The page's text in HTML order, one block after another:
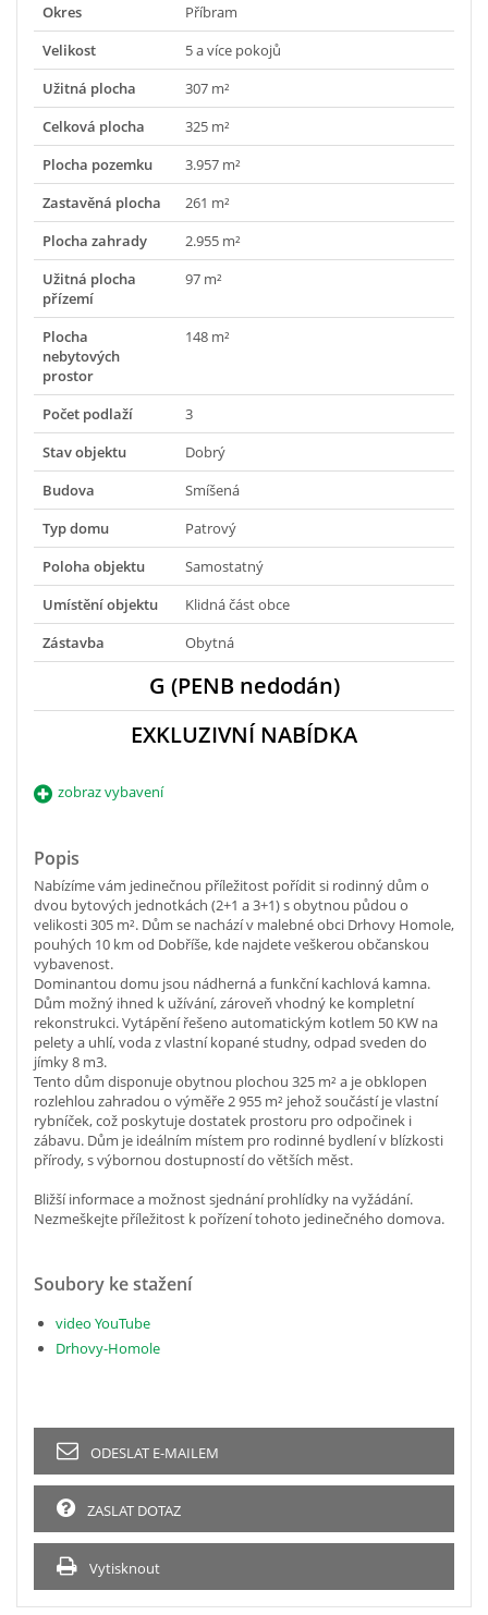
Okres
Příbram
Velikost
5 a více pokojů
Užitná plocha
307 m²
Celková plocha
325 m²
Plocha pozemku
3.957 m²
Zastavěná plocha
261 m²
Plocha zahrady
2.955 m²
Užitná plocha
přízemí
97 m²
Plocha
nebytových
prostor
148 m²
Počet podlaží
3
Stav objektu
Dobrý
Budova
Smíšená
Typ domu
Patrový
Poloha objektu
Samostatný
Umístění objektu
Klidná část obce
Zástavba
Obytná
G (PENB nedodán)
EXKLUZIVNÍ NABÍDKA
zobraz vybavení
Popis
Nabízíme vám jedinečnou příležitost pořídit si rodinný dům o
dvou bytových jednotkách (2+1 a 3+1) s obytnou půdou o
velikosti 305 m². Dům se nachází v malebné obci Drhovy Homole,
pouhých 10 km od Dobříše, kde najdete veškerou občanskou
vybavenost.
Dominantou domu jsou nádherná a funkční kachlová kamna.
Dům možný ihned k užívání, zároveň vhodný ke kompletní
rekonstrukci. Vytápění řešeno automatickým kotlem 50 KW na
pelety a uhlí, voda z vlastní kopané studny, odpad sveden do
jímky 8 m3.
Tento dům disponuje obytnou plochou 325 m² a je obklopen
rozlehlou zahradou o výměře 2 955 m² jehož součástí je vlastní
rybníček, což poskytuje dostatek prostoru pro odpočinek i
zábavu. Dům je ideálním místem pro rodinné bydlení v blízkosti
přírody, s výbornou dostupností do větších měst.
Bližší informace a možnost sjednání prohlídky na vyžádání.
Nezmeškejte příležitost k pořízení tohoto jedinečného domova.
Soubory ke stažení
video YouTube
Drhovy-Homole
ODESLAT E-MAILEM
ZASLAT DOTAZ
Vytisknout